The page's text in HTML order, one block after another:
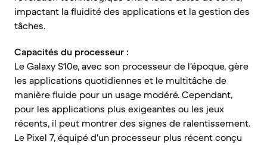
impactant la fluidité des applications et la gestion des
tâches.
Capacités du processeur :
Le Galaxy S10e, avec son processeur de l'époque, gère
les applications quotidiennes et le multitâche de
manière fluide pour un usage modéré. Cependant,
pour les applications plus exigeantes ou les jeux
récents, il peut montrer des signes de ralentissement.
Le Pixel 7, équipé d'un processeur plus récent conçu